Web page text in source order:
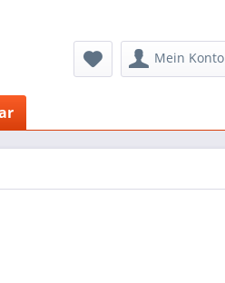
Mein Konto